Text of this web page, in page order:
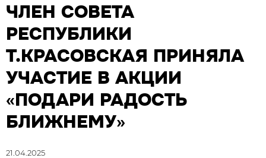
ЧЛЕН СОВЕТА
РЕСПУБЛИКИ
Т.КРАСОВСКАЯ ПРИНЯЛА
УЧАСТИЕ В АКЦИИ
«ПОДАРИ РАДОСТЬ
БЛИЖНЕМУ»
21.04.2025